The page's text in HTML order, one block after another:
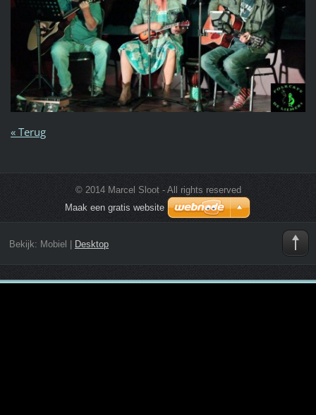
« Terug
© 2014 Marcel Sloot - All rights reserved
Maak een gratis website
Bekijk: Mobiel Desktop